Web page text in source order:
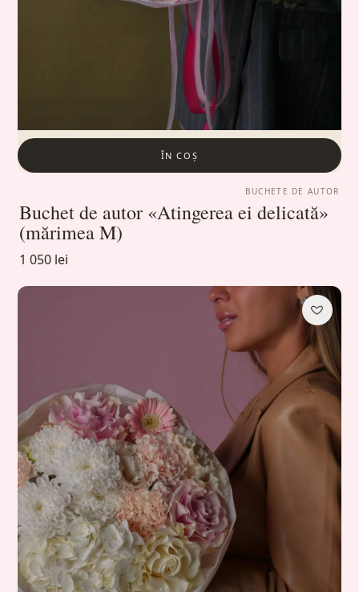
ÎN COȘ
BUCHETE DE AUTOR
Buchet de autor «Atingerea ei delicată»
(mărimea M)
1 050 lei